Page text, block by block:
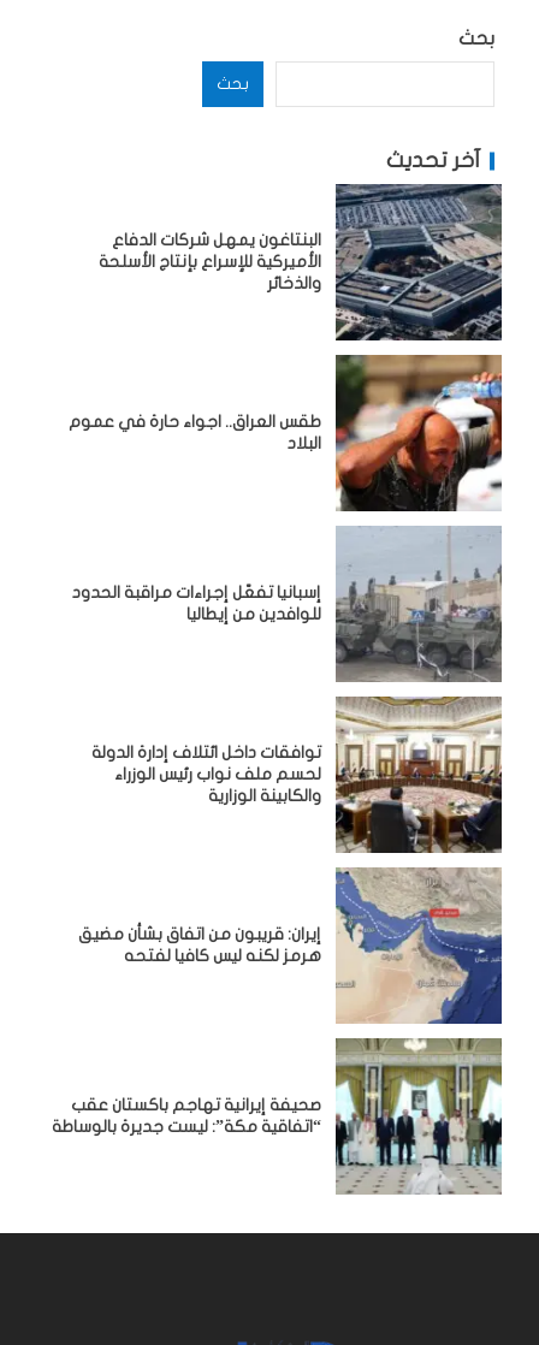
بحث
بحث
آخر تحديث
البنتاغون يمهل شركات الدفاع
الأميركية للإسراع بإنتاج الأسلحة
والذخائر
طقس العراق.. اجواء حارة في عموم
البلاد
إسبانيا تفعّل إجراءات مراقبة الحدود
للوافدين من إيطاليا
توافقات داخل ائتلاف إدارة الدولة
لحسم ملف نواب رئيس الوزراء
والكابينة الوزارية
إيران: قريبون من اتفاق بشأن مضيق
هرمز لكنه ليس كافيا لفتحه
صحيفة إيرانية تهاجم باكستان عقب
“اتفاقية مكة”: ليست جديرة بالوساطة